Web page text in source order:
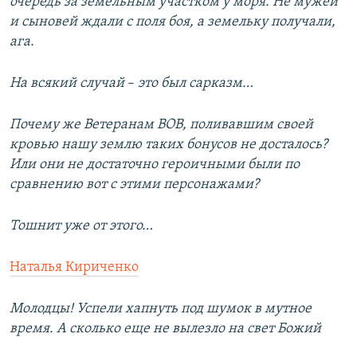
и сыновей ждали с поля боя, а земельку получали,
ага.
На всякий случай–​ это был сарказм…
Почему же Ветеранам ВОВ, поливавшим своей
кровью нашу землю таких бонусов не досталось?
Или они не достаточно героичными были по
сравнению вот с этими персонажами?
Тошнит уже от этого…
Наталья Кириченко
Молодцы! Успели хапнуть под шумок в мутное
время. А сколько еще не вылезло на свет Божий